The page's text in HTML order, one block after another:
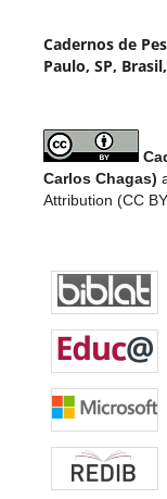
Cadernos de
Paulo, SP,
Carlos Chagas)
Attribution (CC